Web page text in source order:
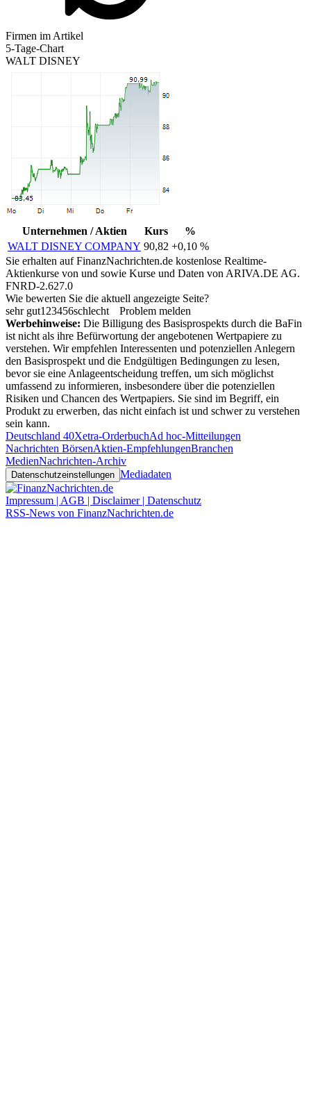
Firmen im Artikel
5-Tage-Chart
WALT DISNEY
Unternehmen / Aktien Kurs
%
WALT DISNEY COMPANY 90,82 +0,10 %
Sie erhalten auf FinanzNachrichten.de kostenlose Realtime-
Aktienkurse von und sowie Kurse und Daten von ARIVA.DE AG.
FNRD-2.627.0
Wie bewerten Sie die aktuell angezeigte Seite?
sehr gut1 23456schlecht
Problem melden
Werbehinweise: Die Billigung des Basisprospekts durch die BaFin
ist nicht als ihre Befürwortung der angebotenen Wertpapiere zu
verstehen. Wir empfehlen Interessenten und potenziellen Anlegern
den Basisprospekt und die Endgültigen Bedingungen zu lesen,
bevor sie eine Anlageentscheidung treffen, um sich möglichst
umfassend zu informieren, insbesondere über die potenziellen
Risiken und Chancen des Wertpapiers. Sie sind im Begriff, ein
Produkt zu erwerben, das nicht einfach ist und schwer zu verstehen
sein kann.
Deutschland 40Xetra-OrderbuchAd hoc-Mitteilungen
Nachrichten BörsenAktien-EmpfehlungenBranchen
MedienNachrichten-Archiv
Datenschutzeinstellungen Mediadaten
Impressum | AGB | Disclaimer | Datenschutz
RSS-News von FinanzNachrichten.de